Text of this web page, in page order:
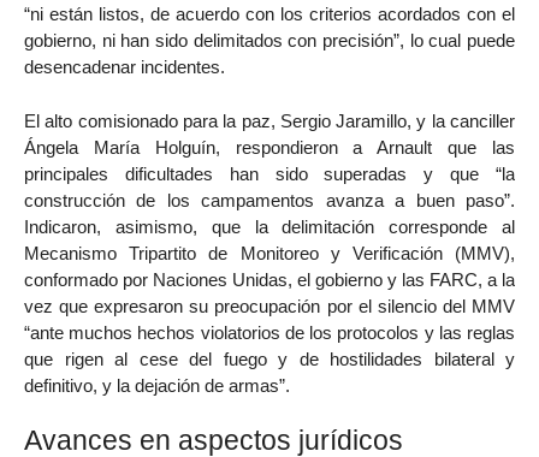
“ni están listos, de acuerdo con los criterios acordados con el
gobierno, ni han sido delimitados con precisión”, lo cual puede
desencadenar incidentes.
El alto comisionado para la paz, Sergio Jaramillo, y la canciller
Ángela María Holguín, respondieron a Arnault que las
principales dificultades han sido superadas y que “la
construcción de los campamentos avanza a buen paso”.
Indicaron, asimismo, que la delimitación corresponde al
Mecanismo Tripartito de Monitoreo y Verificación (MMV),
conformado por Naciones Unidas, el gobierno y las FARC, a la
vez que expresaron su preocupación por el silencio del MMV
“ante muchos hechos violatorios de los protocolos y las reglas
que rigen al cese del fuego y de hostilidades bilateral y
definitivo, y la dejación de armas”.
Avances en aspectos jurídicos